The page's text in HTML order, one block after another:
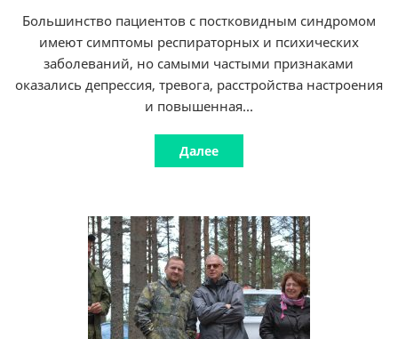
Большинство пациентов с постковидным синдромом
имеют симптомы респираторных и психических
заболеваний, но самыми частыми признаками
оказались депрессия, тревога, расстройства настроения
и повышенная...
Далее